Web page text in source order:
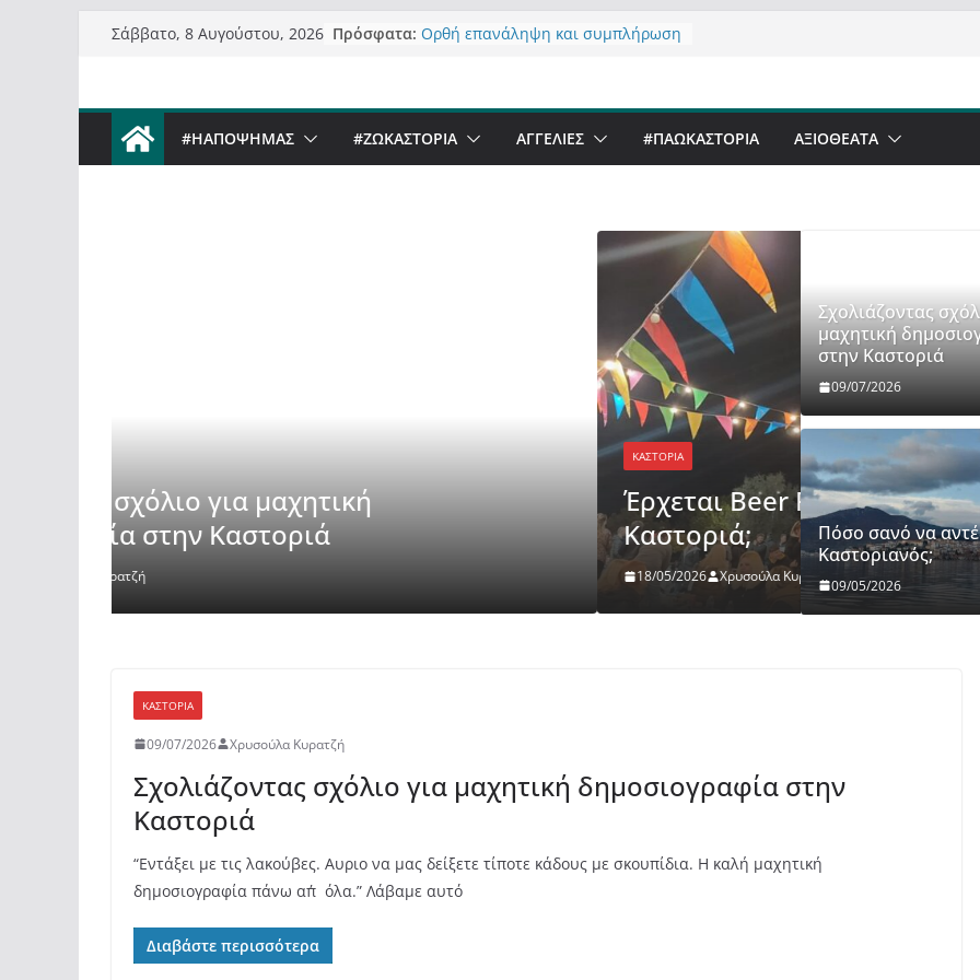
Μετάβαση
Σάββατο, 8 Αυγούστου, 2026 Πρόσφατα: Ορθή επανάληψη και συμπλήρωση
Sky στην Καστοριά;
Πόσο σανό να αντέξει ο
“μεταμορφώνουν” την Καστοριά,
#ΗΑΠΟΨΗΜΑΣ #ZΩΚΑΣΤΟΡΙΑ ΑΓΓΕΛΙΕΣ #ΠΑΩΚΑΣΤΟΡΙΑ ΑΞΙΟΘΈΑΤΑ
Έρχεται Beer Festival & Walk in the Sky στην
Καστοριά;
ΚΑΣΤΟΡΙΆ
Πόσο σανό
09/05/2026
Σχολιάζοντας
μαχητική
στην Καστοριά
09/07/2026
Πόσο σανό να
Καστοριανός;
09/05/2026
ΚΑΣΤΟΡΙΆ
09/07/2026 Χρυσούλα Κυρατζή
Σχολιάζοντας σχόλιο για μαχητική δημοσιογραφία στην
Καστοριά
“Εντάξει με τις λακούβες. Αυριο να μας δείξετε τίποτε κάδους με σκουπίδια. Η καλή μαχητική
δημοσιογραφία πάνω απ΄όλα.” Λάβαμε αυτό
Διαβάστε περισσότερα